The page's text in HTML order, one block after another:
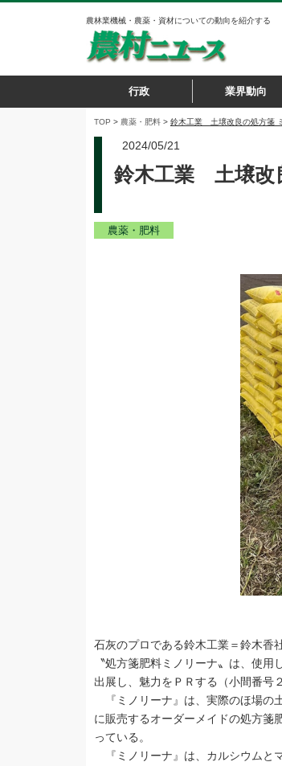
農林業機械・農薬・資材についての動向を紹介する
行政 業界動向
TOP > 農薬・肥料 > 鈴木工業 土壌改良の処方箋
2024/05/21
鈴木工業 土壌改
農薬・肥料
石灰のプロである鈴木工業＝鈴木香
〝処方箋肥料ミノリーナ〟は、使
出展し、魅力をＰＲする（小間番号
『ミノリーナ』は、実際のほ場の
に販売するオーダーメイドの処方箋
っている。
『ミノリーナ』は、カルシウムと